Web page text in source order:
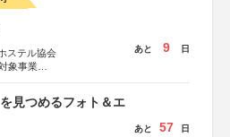
ステル協会
象事業
あと 9 日
見つめるフォト＆エ
あと 57 日